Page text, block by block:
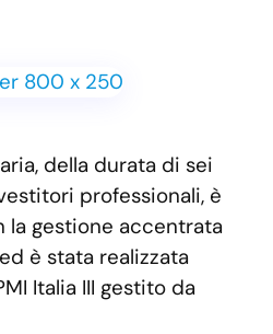
della durata di sei
professionali, è
gestione accentrata
è stata realizzata
Italia III gestito da